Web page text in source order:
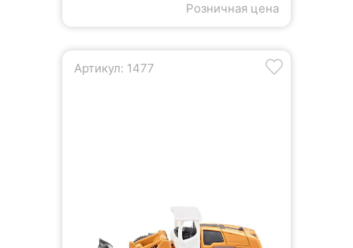
Розничная цена
Артикул: 1477